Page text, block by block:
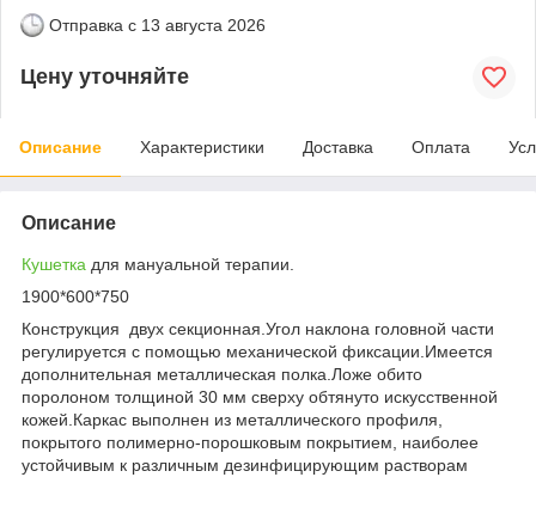
Отправка с 13 августа 2026
Цену уточняйте
Описание Характеристики Доставка Оплата
Описание
Кушетка для мануальной терапии.
1900*600*750
Конструкция двух секционная.Угол наклона головной части
регулируется с помощью механической фиксации.Имеется
дополнительная металлическая полка.Ложе обито
поролоном толщиной 30 мм сверху обтянуто искусственной
кожей.Каркас выполнен из металлического профиля,
покрытого полимерно-порошковым покрытием, наиболее
устойчивым к различным дезинфицирующим растворам